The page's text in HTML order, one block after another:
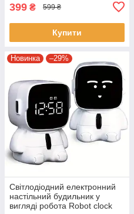
399 ₴ 599 ₴
Купити
Новинка –29%
Світлодіодний електронний
настільний будильник у
вигляді робота Robot clock